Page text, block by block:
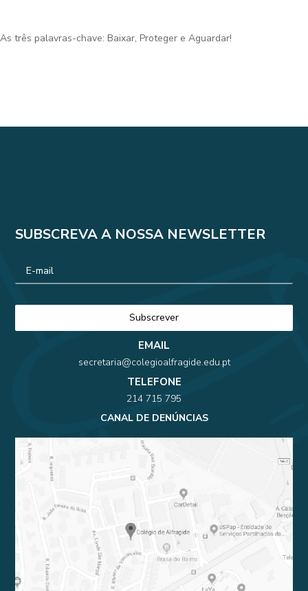
As três palavras-chave: Baixar, Proteger e Aguardar!
SUBSCREVA A NOSSA NEWSLETTER
EMAIL
secretaria@colegioalfragide.edu.pt
TELEFONE
214 715 795
CANAL DE DENÚNCIAS